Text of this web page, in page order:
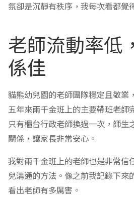
氛卻是沉靜有秩序，我每次看都覺
老師流動率低
係佳
貓熊幼兒園的老師團隊穩定且敬業
五年來兩千金班上的主要帶班老師
只有櫃台行政老師換過一次，師生
關係，讓家長非常安心。
我對兩千金班上的老師也是非常信
兒溝通的方法。像之前我記錄下來
看出老師有多厲害。